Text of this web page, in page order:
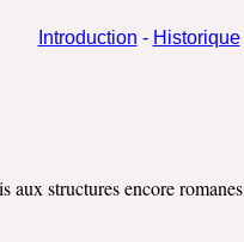
Introduction - Historique
structures encore